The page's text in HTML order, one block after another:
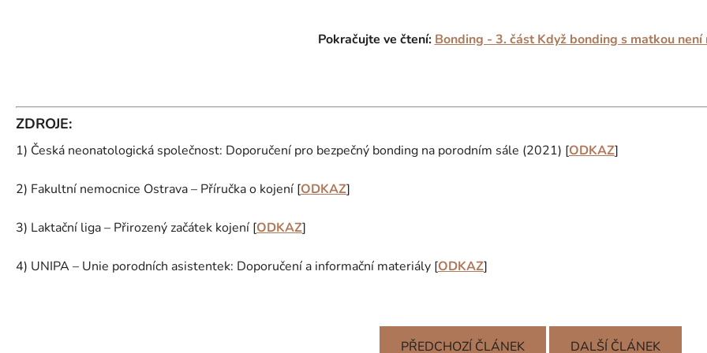
Pokračujte ve čtení: Bonding - 3. část Když bonding s matkou není
ZDROJE:
1) Česká neonatologická společnost: Doporučení pro bezpečný bonding na porodním sále (2021) [ODKAZ]
2) Fakultní nemocnice Ostrava – Příručka o kojení [ODKAZ]
3) Laktační liga – Přirozený začátek kojení [ODKAZ]
4) UNIPA – Unie porodních asistentek: Doporučení a informační materiály [ODKAZ]
PŘEDCHOZÍ ČLÁNEK DALŠÍ ČLÁNEK